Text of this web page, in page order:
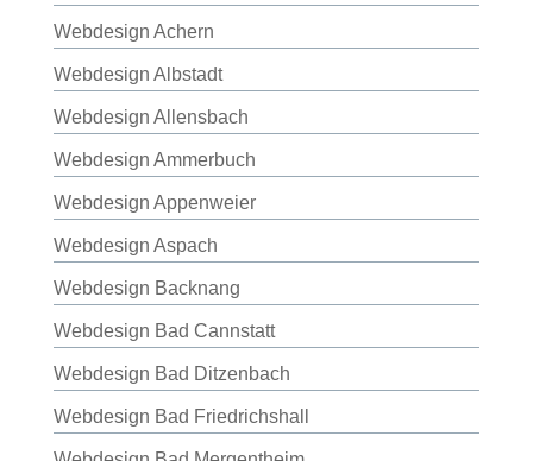
Webdesign Achern
Webdesign Albstadt
Webdesign Allensbach
Webdesign Ammerbuch
Webdesign Appenweier
Webdesign Aspach
Webdesign Backnang
Webdesign Bad Cannstatt
Webdesign Bad Ditzenbach
Webdesign Bad Friedrichshall